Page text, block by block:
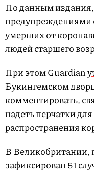
По данным издания,
предупреждениями
умерших от
людей старшего
При этом Guardian
Букингемском
комментировать,
надеть перчатки
распространения
В Великобритании,
зафиксирован51